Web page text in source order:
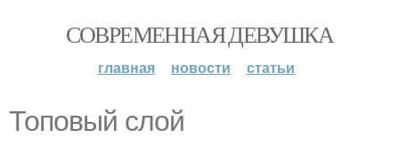
СОВРЕМЕННАЯ ДЕВУШКА
главная новости статьи
Топовый слой